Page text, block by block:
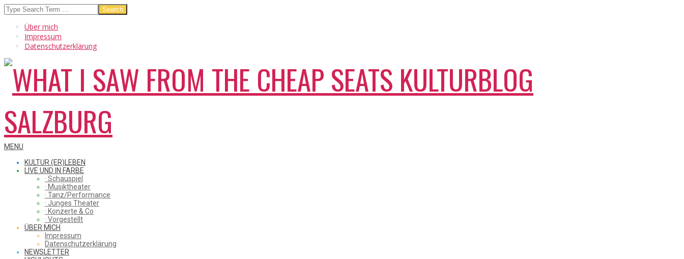
Skip
to
content
Search
Über mich
Impressum
Datenschutzerklärung
WHAT
SAW
Secondary
Menu
MENU
KULTUR (ER)LEBEN
LIVE UND IN FARBE
· Schauspiel
· Musiktheater
· Tanz/Performance
· Junges Theater
· Konzerte & Co
· Vorgestellt
ÜBER MICH
Impressum
Datenschutzerklärung
NEWSLETTER